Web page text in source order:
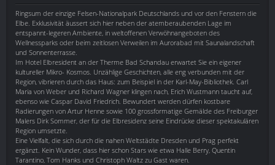
Ringsum der einzige Felsen-Nationalpark Deutschlands und vor den Fenstern die
Elbe. Exklusivität äussert sich hier neben der atemberaubenden Lage im
entspannt-legeren Ambiente, in weltoffenen Verwöhnangeboten des
Wellnessparks oder beim zeitlosen Verweilen im Aurorabad mit Saunalandschaft
und Sonnenterrasse.
Im Hotel Elbresident an der Therme Bad Schandau erwartet Sie ein eigener
kultureller Mikro- Kosmos. Unzählige Geschichten, alle eng verbunden mit der
Region, vibrieren durch das Haus: zum Beispiel in der Karl-May-Bibliothek. Carl
Maria von Weber und Richard Wagner klingen nach, Erich Wustmann taucht auf,
ebenso wie Caspar David Friedrich. Bewundert werden dürfen kostbare
Radierungen von Artur Henne sowie 100 grossformatige Gemälde des Freiburger
Malers Dirk Sommer, der für die Elbresidenz seine Eindrücke dieser spektakulären
Region umsetzte.
Eine Vielfalt, die sich durch die nahen Weltstädte Dresden und Prag perfekt
ergänzt. Kein Wunder, dass hier schon Stars wie etwa Halle Berry, Quentin
Tarantino, Tom Hanks und Christoph Waltz zu Gast waren.